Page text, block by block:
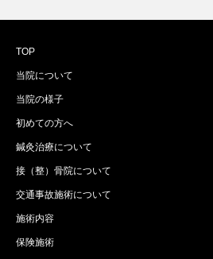
TOP
当院について
当院の様子
初めての方へ
鍼灸治療について
接（整）骨院について
交通事故施術について
施術内容
保険施術